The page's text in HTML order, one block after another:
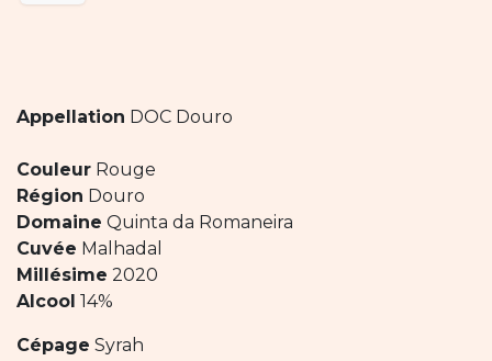
Appellation DOC Douro
Couleur Rouge
Région Douro
Domaine Quinta da Romaneira
Cuvée Malhadal
Millésime 2020
Alcool 14%
Cépage Syrah